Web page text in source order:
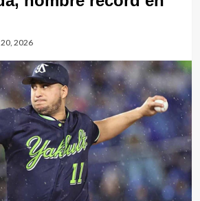
2026